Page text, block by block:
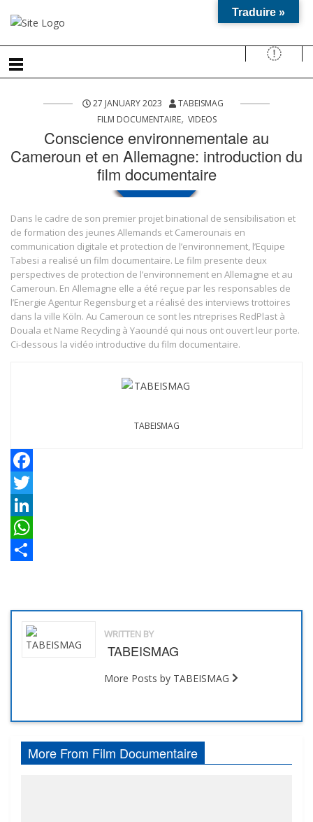
27 JANUARY 2023
TABEISMAG
FILM DOCUMENTAIRE, VIDEOS
Conscience environnementale au
Cameroun et en Allemagne: introduction du
film documentaire
Dans le cadre de son premier projet binational de sensibilisation et
de formation des jeunes Allemands et Camerounais en
communication digitale et protection de l’environnement, l’Equipe
Tabesi a realisé un film documentaire. Le film presente deux
perspectives de protection de l’environnement en Allemagne et au
Cameroun. En Allemagne elle a été reçue par les responsables de
l’Energie Agentur Regensburg et a réalisé des interviews trottoires
dans la ville Köln. Au Cameroun ce sont les ntreprises RedPlast à
Douala et Name Recycling à Yaoundé qui nous ont ouvert leur porte.
Ci-dessous la vidéo introductive du film documentaire.
TABEISMAG
Facebook
Twitter
LinkedIn
WhatsApp
WRITTEN BY
TABEISMAG
More Posts by TABEISMAG
More From Film Documentaire
Traduire »